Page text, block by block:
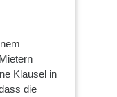
Klausel in
die